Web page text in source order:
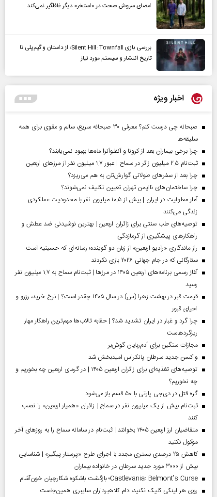
امضای سروش صحت در «استخر» دیگر غافلگیر نمی‌کند
بررسی بازی Silent Hill: Townfall؛ از داستان و گیم‌پلی تا
تاریخ انتشار و سیستم مورد نیاز
اخبار ویژه
صبحانه چی درست کنم؟ معرفی ۳۰ صبحانه سریع، سالم و مقوی برای همه
سلیقه‌ها
چرا برخی بیماران بعد از کرونا و آنفلوآنزا ماه‌ها بهبود نمی‌یابند؟
ثبت‌نام ۲.۵ میلیون زائر در سماح | عبور ۱.۷ میلیون نفر از مرز‌های اربعین
چرا بعد از سفرهای طولانی گوارش‌تان به هم می‌ریزد؟
چرا ساختمان‌های ناایمن تهران تعیین تکلیف نمی‌شوند؟
آمار معلولیت در ایران | بیش از ۱۰.۵ میلیون نفر با محدودیت عملکردی
زندگی می‌کنند
توصیه‌های طب سنتی برای زائران اربعین | بهترین نوشیدنی ضد عطش و
راهکارهای پیشگیری از گرمازدگی
راز ماندگاری «رادیو اربعین» از زبان دو گوینده؛ رسانه‌ای که حسینیه است
ستارگانی که در جام جهانی ۲۰۲۶ بازی نکردند
آغاز رسمی برنامه‌های اربعین ۱۴۰۵ در مرز‌ها | ثبت‌نام سماح به ۱.۷ میلیون نفر
رسید
قیمت قبر در بهشت زهرا (س) در سال ۱۴۰۵ چقدر است؟ | نرخ خرید، رزرو و
احیای قبور
چرا گرد و غبار در ایران تشدید شد؟ | حقابه تالاب‌ها مهم‌ترین راهکار مهار
ریزگردهاست
مجازات سنگین برای آدم‌ربایان گوش‌بر
واکسن جدید سرطان پانکراس امیدبخش شد
توصیه‌های تغذیه‌ای برای زائران اربعین ۱۴۰۵ | در گرمای اربعین چه بخوریم و
چه نخوریم؟
گره قتل در دی‌جی پارتی با ۵۰ قسم باز می‌شود
ثبت‌نام بیش از یک میلیون نفر در سماح | زائران «همیار اربعین» را نصب
کنند
متقاضیان ارز اربعین ۱۴۰۵ بخوانند | ثبت‌نام در سامانه سماح را به روز‌های آخر
موکول نکنید
کاهش ۲۵ درصدی بستری مجدد با اجرای طرح «پرستار پیگیر» | شناسایی
بیش از ۳۰۰۰ مورد جدید سرطان در خانواده بیماران
Castlevania: Belmont’s Curse؛ بازگشت باشکوه شکارچیان خون‌آشام
روی هر لینکی کلیک نکنید، دام کلاهبرداران سایبری همین‌جاست